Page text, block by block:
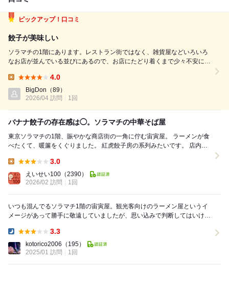
ピックアップ！口コミ
餃子が美味しい
ソラマチの1階にあります。レストラン街ではなく、雑貨屋などいろいろ
なお店が並んでいる並びにあるので、お店にたどり着くまで少々不安にな
も長蛇の列なので、こちらに流れてくるのでしょう）。「中華そばと手打
ち餃子」のセット1,200円を注文し...
4.0
BigDon （89）
2026/04 訪問
1回
バナナ餃子の存在感は◯。ソラマチの中華そば屋
東京ソラマチの1階、賑やかな商店街の一角に佇む宙寅屋。 ラーメンが食
べたくて、暖簾をくぐりました。 紅虎餃子房の系列みたいです。 店内は
3.0
えいせい100 （2390）
2026/02 訪問
1回
いつも混んでるソラマチ1階の宙寅屋。観光客向けのラーメン屋というイ
メージがあって勝手に敬遠していましたが、思い込みで判断してはいけな
3.3
kotorico2006 （195）
2025/01 訪問
1回